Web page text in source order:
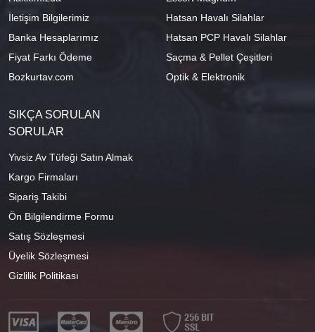
İletişim Bilgilerimiz
Banka Hesaplarımız
Fiyat Farkı Ödeme
Bozkurtav.com
Hatsan Havalı Silahlar
Hatsan PCP Havalı Silahlar
Saçma & Pellet Çeşitleri
Optik & Elektronik
SIKÇA SORULAN
SORULAR
Yivsiz Av Tüfeği Satın Almak
Kargo Firmaları
Sipariş Takibi
Ön Bilgilendirme Formu
Satış Sözleşmesi
Üyelik Sözleşmesi
Gizlilik Politikası